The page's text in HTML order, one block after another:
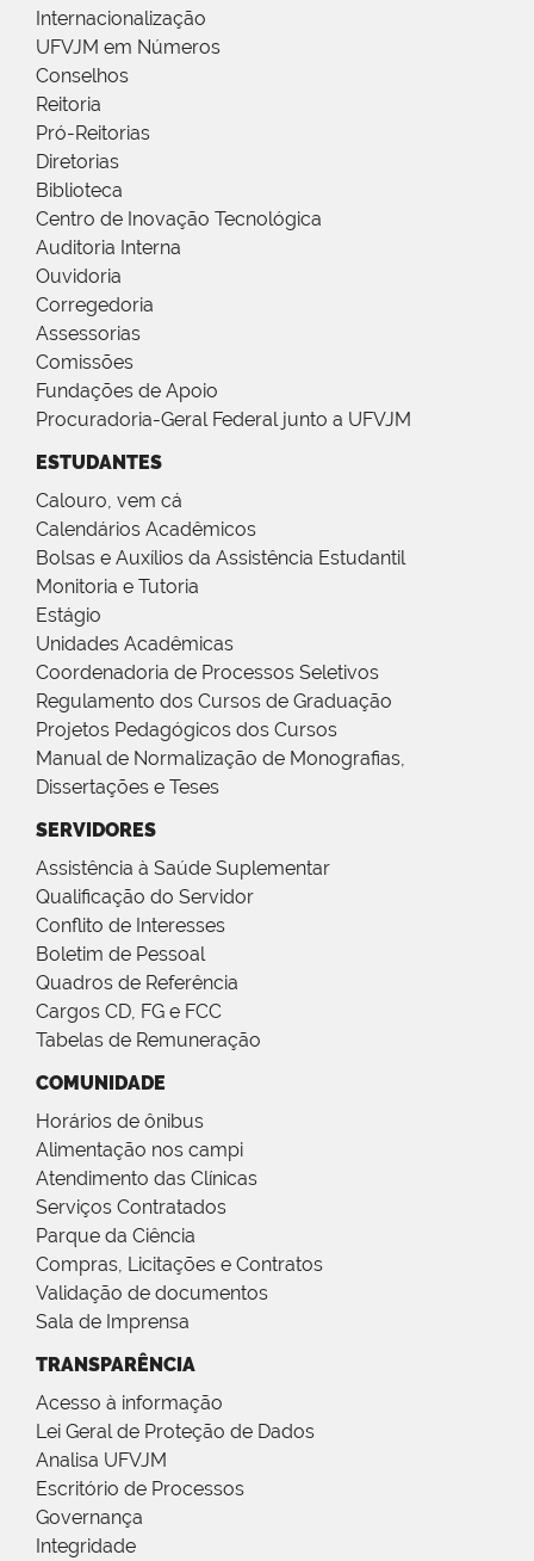
Internacionalização
UFVJM em Números
Conselhos
Reitoria
Pró-Reitorias
Diretorias
Biblioteca
Centro de Inovação Tecnológica
Auditoria Interna
Ouvidoria
Corregedoria
Assessorias
Comissões
Fundações de Apoio
Procuradoria-Geral Federal junto a UFVJM
ESTUDANTES
Calouro, vem cá
Calendários Acadêmicos
Bolsas e Auxílios da Assistência Estudantil
Monitoria e Tutoria
Estágio
Unidades Acadêmicas
Coordenadoria de Processos Seletivos
Regulamento dos Cursos de Graduação
Projetos Pedagógicos dos Cursos
Manual de Normalização de Monografias,
Dissertações e Teses
SERVIDORES
Assistência à Saúde Suplementar
Qualificação do Servidor
Conflito de Interesses
Boletim de Pessoal
Quadros de Referência
Cargos CD, FG e FCC
Tabelas de Remuneração
COMUNIDADE
Horários de ônibus
Alimentação nos campi
Atendimento das Clínicas
Serviços Contratados
Parque da Ciência
Compras, Licitações e Contratos
Validação de documentos
Sala de Imprensa
TRANSPARÊNCIA
Acesso à informação
Lei Geral de Proteção de Dados
Analisa UFVJM
Escritório de Processos
Governança
Integridade